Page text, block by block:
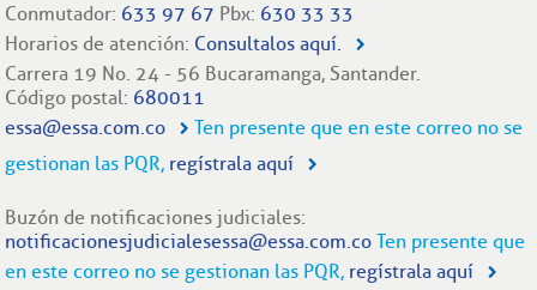
Conmutador: 633 97 67 Pbx: 630 33 33
Horarios de atención: Consultalos aquí.
Carrera 19 No. 24 - 56 Bucaramanga, Santander.
Código postal: 680011
essa@essa.com.co
Ten presente que en este correo no se
gestionan las PQR, regístrala aquí
Buzón de notificaciones judiciales:
notificacionesjudicialesessa@essa.com.co Ten presente que
en este correo no se gestionan las PQR, regístrala aquí